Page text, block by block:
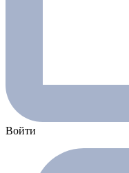
Войти